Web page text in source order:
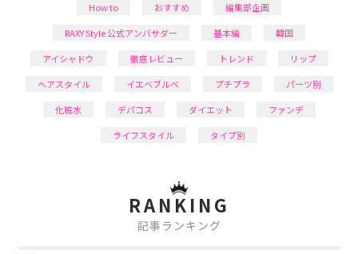
How to おすすめ
編集部企画
RAXY Style 公式アンバサダー
基本編
韓国
アイシャドウ
徹底レビュー トレンド
リップ
ヘアスタイル
イエベブルベ プチプラ
パーツ別
化粧水
デパコス ダイエット
ファンデ
ライフスタイル
タイプ別
RANKING
記事ランキング